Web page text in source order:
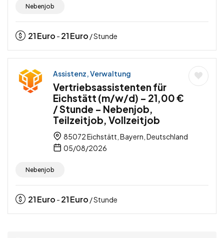
Nebenjob
21Euro - 21Euro / Stunde
Assistenz, Verwaltung
Vertriebsassistenten für
Eichstätt (m/w/d) – 21,00 €
/ Stunde – Nebenjob,
Teilzeitjob, Vollzeitjob
85072 Eichstätt, Bayern, Deutschland
05/08/2026
Nebenjob
21Euro - 21Euro / Stunde